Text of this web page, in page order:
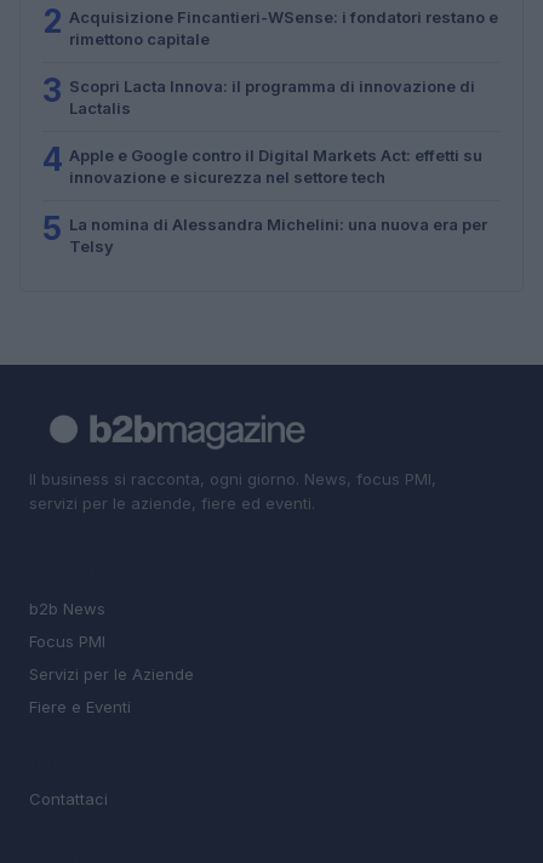
2 Acquisizione Fincantieri-WSense: i fondatori restano e
rimettono capitale
3 Scopri Lacta Innova: il programma di innovazione di
Lactalis
4 Apple e Google contro il Digital Markets Act: effetti su
innovazione e sicurezza nel settore tech
5 La nomina di Alessandra Michelini: una nuova era per
Telsy
Il business si racconta, ogni giorno. News, focus PMI,
servizi per le aziende, fiere ed eventi.
b2b News
Focus PMI
Servizi per le Aziende
Fiere e Eventi
Contattaci